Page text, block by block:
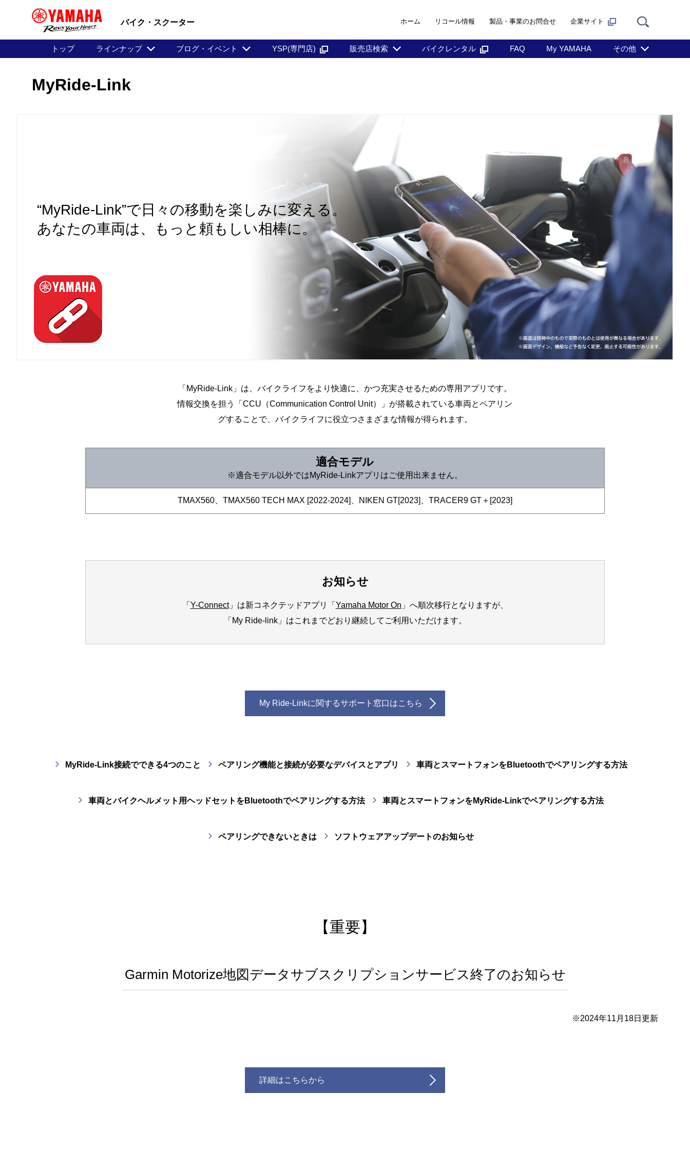
バイク・スクーター ホーム リコール情報 製品・事業のお問合せ 企業サイト
トップ ラインナップ ブログ・イベント YSP(専門店) 販売店検索 バイクレンタル FAQ My YAMAHA その他
MyRide-Link
“MyRide-Link”で日々の移動を楽しみに変える。
あなたの車両は、もっと頼もしい相棒に。
「MyRide-Link」は、バイクライフをより快適に、かつ充実させるための専用アプリです。
情報交換を担う「CCU（Communication Control Unit）」が搭載されている車両とペアリン
グすることで、バイクライフに役立つさまざまな情報が得られます。
適合モデル
※適合モデル以外ではMyRide-Linkアプリはご使用出来ません。
TMAX560、TMAX560 TECH MAX [2022-2024]、NIKEN GT[2023]、TRACER9 GT＋[2023]
お知らせ
「 Y-Connect」は新コネクテッドアプリ「 Yamaha Motor On 」へ順次移行となりますが、
「My Ride-link」はこれまでどおり継続してご利用いただけます。
My Ride-Linkに関するサポート窓口はこちら
MyRide-Link接続でできる4つのこと ペアリング機能と接続が必要なデバイスとアプリ 車両とスマートフォンをBluetoothでペアリングする方法
車両とバイクヘルメット用ヘッドセットをBluetoothでペアリングする方法 車両とスマートフォンをMyRide-Linkでペアリングする方法
ペアリングできないときは ソフトウェアアップデートのお知らせ
【重要】
Garmin Motorize地図データサブスクリプションサービス終了のお知らせ
※2024年11月18日更新
詳細はこちらから